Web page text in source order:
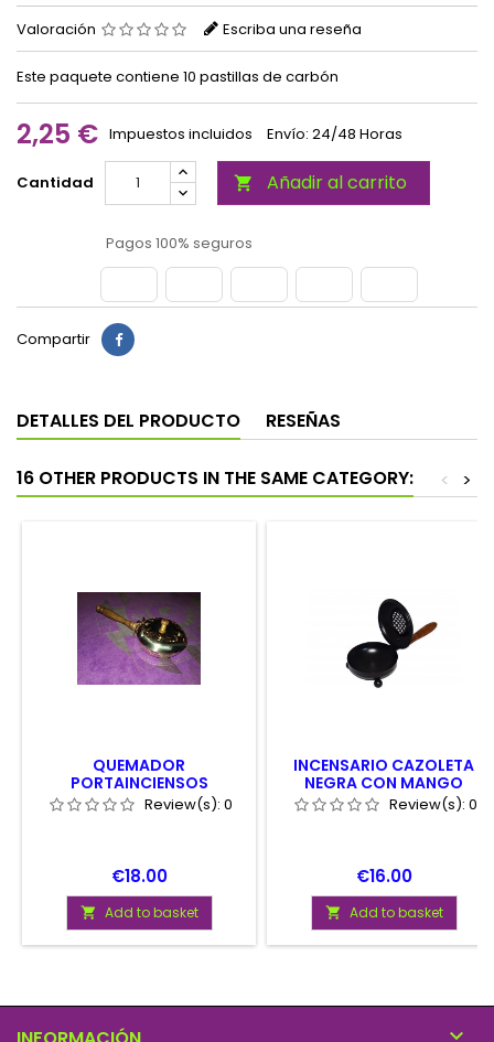
Valoración Escriba una reseña
Este paquete contiene 10 pastillas de carbón
2,25 € Impuestos incluidos Envío: 24/48 Horas
Cantidad  Añadir al carrito
Pagos 100% seguros
Compartir
DETALLES DEL PRODUCTO RESEÑAS
16 OTHER PRODUCTS IN THE SAME CATEGORY: >
<
QUEMADOR
PORTAINCIENSOS
Review(s): 0
Price
€18.00
 Add to basket
INCENSARIO CAZOLETA
NEGRA CON MANGO
QUEMADOR GRANOS
Review(s): 0
Price
€16.00
 Add to basket
